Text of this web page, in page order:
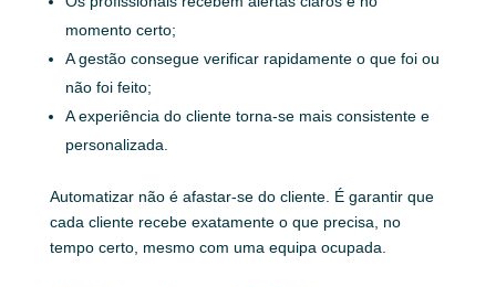
momento certo;
A gestão consegue verificar rapidamente o que foi ou
não foi feito;
A experiência do cliente torna-se mais consistente e
personalizada.
Automatizar não é afastar-se do cliente. É garantir que
cada cliente recebe exatamente o que precisa, no
tempo certo, mesmo com uma equipa ocupada.